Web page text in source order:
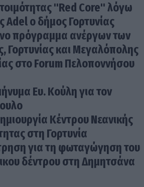
"Red Core" λόγω
Adel ο δήμος Γορτυνίας
πρόγραμμα ανέργων των
Γορτυνίας και Μεγαλόπολης
στο Forum Πελοποννήσου
Ευ. Κούλη για τον
Κέντρου Νεανικής
στη Γορτυνία
για τη φωταγώγηση του
δέντρου στη Δημητσάνα